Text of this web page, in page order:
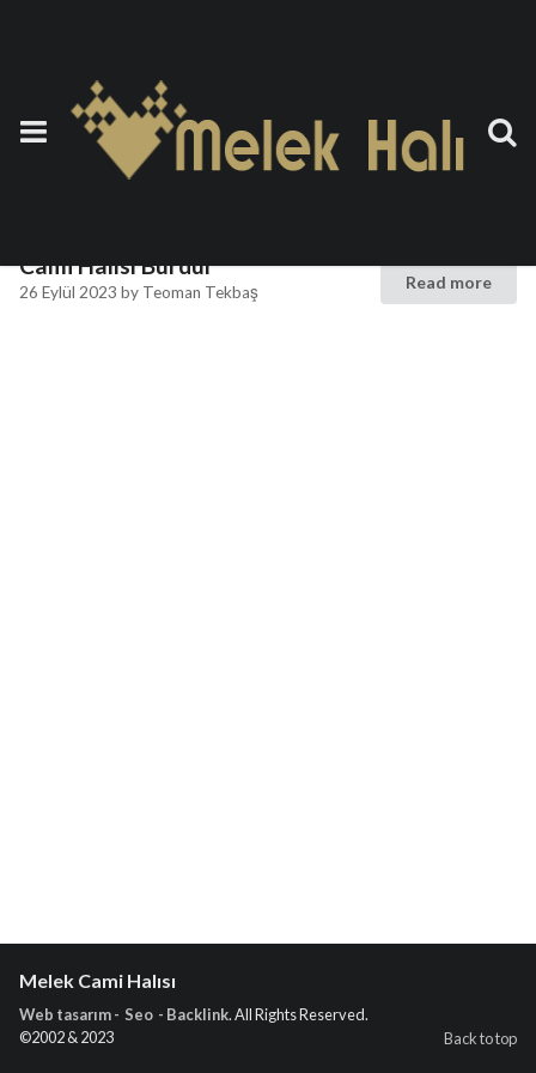
Etiket:Duvardan Duvara
Cami Halısı Burdur
Cami Halısı Burdur
26 Eylül 2023 by Teoman Tekbaş Read more
Melek Cami Halısı
Web tasarım - Seo - Backlink. All Rights Reserved.
©2002 & 2023
Back to top